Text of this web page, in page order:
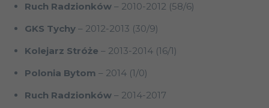
Ruch Radzionków – 2010-2012 (58/6)
GKS Tychy – 2012-2013 (30/9)
Kolejarz Stróże – 2013-2014 (16/1)
Polonia Bytom – 2014 (1/0)
Ruch Radzionków – 2014-2017